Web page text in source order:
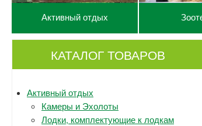
Активный отдых
КАТАЛОГ ТОВАРОВ
Активный отдых
Камеры и Эхолоты
Лодки, комплектующие к лодкам